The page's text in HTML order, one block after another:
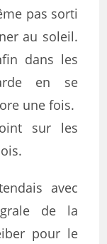
pas sorti
au soleil.
dans les
en se
une fois.
sur les
avec
de la
pour le